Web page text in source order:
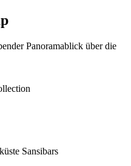
Panoramablick über die
Sansibars